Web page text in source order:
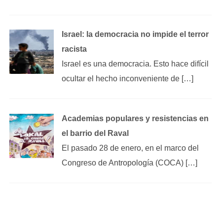
Israel: la democracia no impide el terror
racista
Israel es una democracia. Esto hace difícil
ocultar el hecho inconveniente de […]
Academias populares y resistencias en
el barrio del Raval
El pasado 28 de enero, en el marco del
Congreso de Antropología (COCA) […]